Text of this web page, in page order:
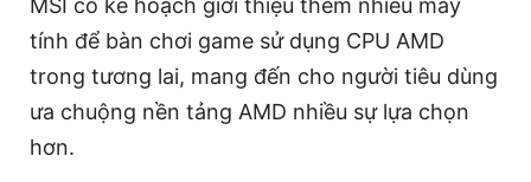
MSI có kế hoạch giới thiệu thêm nhiều máy
tính để bàn chơi game sử dụng CPU AMD
trong tương lai, mang đến cho người tiêu dùng
ưa chuộng nền tảng AMD nhiều sự lựa chọn
hơn.